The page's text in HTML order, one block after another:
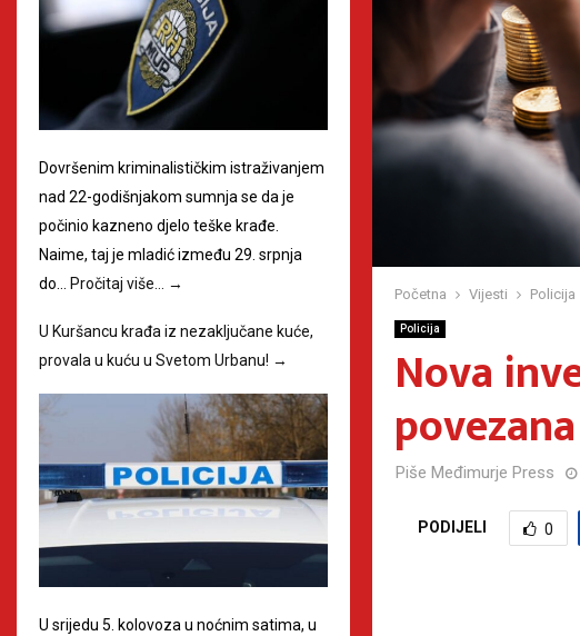
Početna Vijesti Policija
Policija
Nova
Piše Međimurje Press
PODIJELI 0
Dovršenim kriminalističkim istraživanjem
nad 22-godišnjakom sumnja se da je
počinio kazneno djelo teške krađe.
Naime, taj je mladić između 29. srpnja
do… Pročitaj više… →
U Kuršancu krađa iz nezaključane kuće,
provala u kuću u Svetom Urbanu! →
U srijedu 5. kolovoza u noćnim satima, u